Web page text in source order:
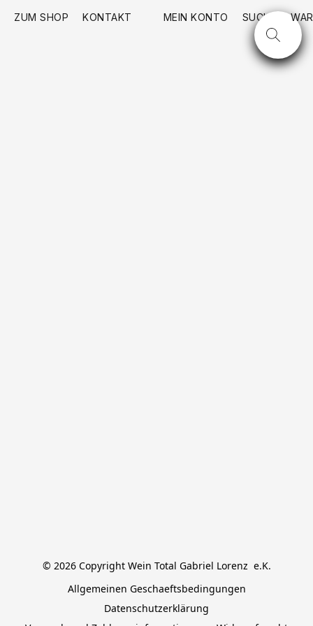
ZUM SHOP KONTAKT MEIN KONTO SUCHE
© 2026 Copyright Wein Total Gabriel Lorenz  e.K.
Allgemeinen Geschaeftsbedingungen
Datenschutzerklärung